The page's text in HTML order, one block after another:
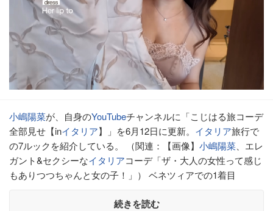
小嶋陽菜が、自身のYouTubeチャンネルに「こじはる旅コーデ
全部見せ【inイタリア】」を6月12日に更新。 イタリア旅行で
の7ルックを紹介している。 （関連：【画像】 小嶋陽菜 、エレ
ガント&セクシーなイタリアコーデ「ザ・大人の女性って感じ
もありつつちゃんと女の子！」） ベネツィアでの1着目
続きを読む